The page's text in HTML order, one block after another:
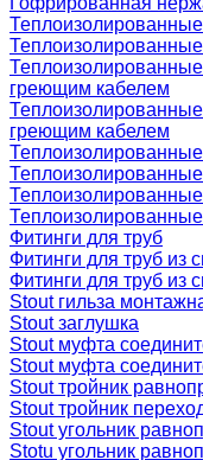
греющим кабелем
греющим кабелем
Фитинги для труб
Фитинги для труб из
Фитинги для труб из
Stout гильза
Stout заглушка
Stout муфта
Stout муфта
Stout тройник
Stout тройник
Stout угольник
Stotu угольник